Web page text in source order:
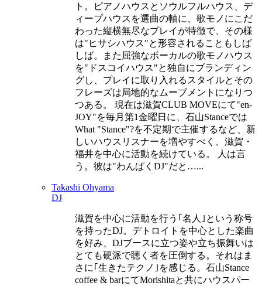
ト。ピアノハウスとソウルフルハウス、デ
ィープハウスを選曲の軸に、歌モノにこだ
わった縦横無尽なプレイが特徴で、その様
は"ヒサシハウス"と形容されることもしば
しば。また屈強なボーカルの歌モノハウス
を"ドスコイハウス"と独自にブランディン
グし、プレイに取り入れるスタイルとその
フレーズは局地的なムーブメントになりつ
つある。 現在は滋賀CLUB MOVEにて"en-
JOY"を毎月第1金曜日に、石山Stanceでは
What "Stance"?を不定期で主催するなど、新
しいハウスリスナーを増やすべく、滋賀・
福井を中心に活動を続けている。 人は言
う。彼は"わんぱくDJ"だと…...
Takashi Ohyama
DJ
滋賀を中心に活動を行う｢名人｣という称号
を持ったDJ。デトロイトを中心とした楽曲
を好み、DJブースに立つ姿や立ち振舞いは
とても硬派で聴く者を圧倒する。それはま
さに｢生きたテクノ｣を感じる。石山Stance
coffee & barにてMorishitaと共にハウスパー